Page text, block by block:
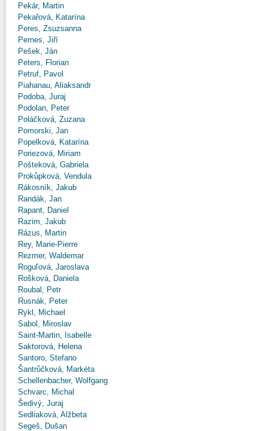
Pekár, Martin
Pekařová, Katarína
Peres, Zsuzsanna
Pernes, Jiří
Pešek, Ján
Peters, Florian
Petruf, Pavol
Piahanau, Aliaksandr
Podoba, Juraj
Podolan, Peter
Poláčková, Zuzana
Pomorski, Jan
Popelková, Katarína
Poriezová, Miriam
Pošteková, Gabriela
Prokůpková, Vendula
Rákosník, Jakub
Randák, Jan
Rapant, Daniel
Razim, Jakub
Rázus, Martin
Rey, Marie-Pierre
Rezmer, Waldemar
Roguľová, Jaroslava
Rošková, Daniela
Roubal, Petr
Rusnák, Peter
Rykl, Michael
Sabol, Miroslav
Saint-Martin, Isabelle
Saktorová, Helena
Santoro, Stefano
Šantrůčková, Markéta
Schellenbacher, Wolfgang
Schvarc, Michal
Šedivý, Juraj
Sedliaková, Alžbeta
Segeš, Dušan